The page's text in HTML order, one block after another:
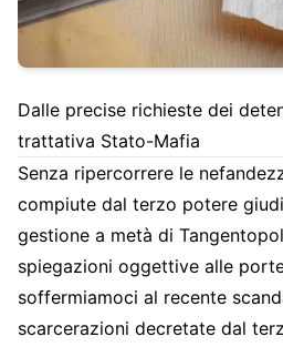
Dalle precise richieste dei
trattativa Stato-Mafia
Senza ripercorrere le
compiute dal terzo potere
gestione a metà di
spiegazioni oggettive alle
soffermiamoci al recente
scarcerazioni decretate dal